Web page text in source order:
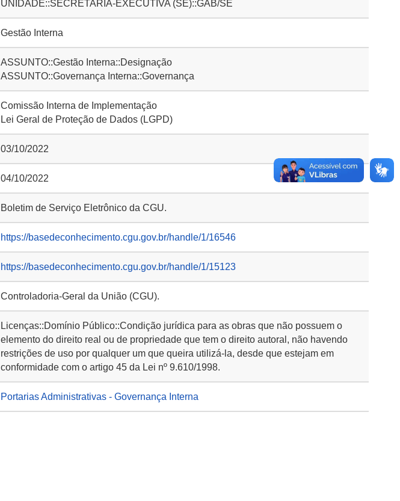
UNIDADE::SECRETARIA-EXECUTIVA (SE)::GAB/SE
Gestão Interna
ASSUNTO::Gestão Interna::Designação
ASSUNTO::Governança Interna::Governança
Comissão Interna de Implementação
Lei Geral de Proteção de Dados (LGPD)
03/10/2022
04/10/2022
Boletim de Serviço Eletrônico da CGU.
https://basedeconhecimento.cgu.gov.br/handle/1/16546
https://basedeconhecimento.cgu.gov.br/handle/1/15123
Controladoria-Geral da União (CGU).
Licenças::Domínio Público::Condição jurídica para as obras que não possuem o
elemento do direito real ou de propriedade que tem o direito autoral, não havendo
restrições de uso por qualquer um que queira utilizá-la, desde que estejam em
conformidade com o artigo 45 da Lei nº 9.610/1998.
Portarias Administrativas - Governança Interna